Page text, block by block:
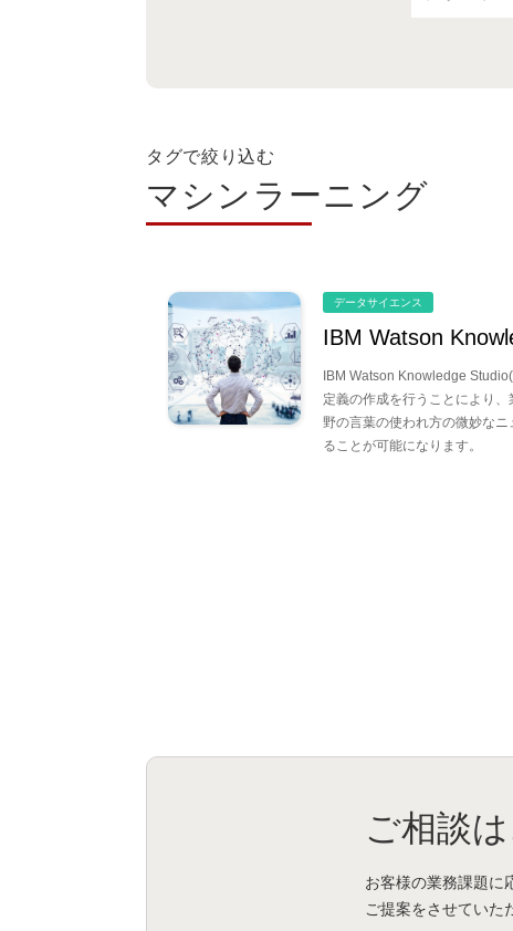
タグで絞り込む
マシンラーニング
データサイエンス
IBM Watson
IBM Watson Knowledge
定義の作成を行うことにより
野の言葉の使われ方の微妙な
ることが可能になります。
ご相談
お客様の業務課題に
ご提案をさせていた